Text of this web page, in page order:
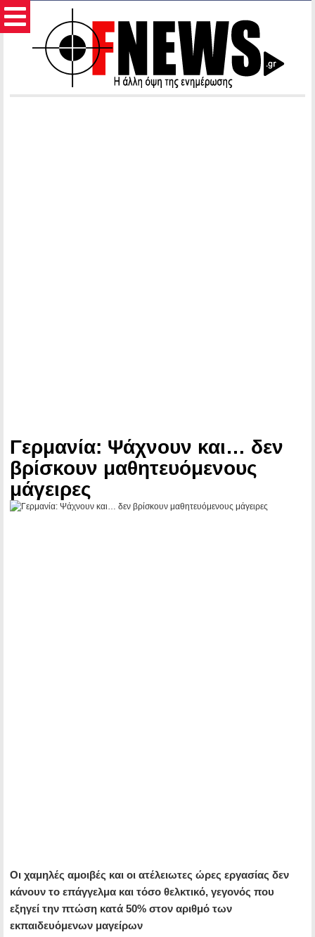
Γερμανία: Ψάχνουν και… δεν
βρίσκουν μαθητευόμενους
μάγειρες
Οι χαμηλές αμοιβές και οι ατέλειωτες ώρες εργασίας δεν
κάνουν το επάγγελμα και τόσο θελκτικό, γεγονός που
εξηγεί την πτώση κατά 50% στον αριθμό των
εκπαιδευόμενων μαγείρων